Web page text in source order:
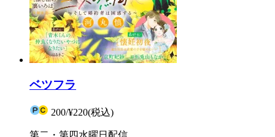
ベツフラ
200/¥220(税込)
第二・第四水曜日配信